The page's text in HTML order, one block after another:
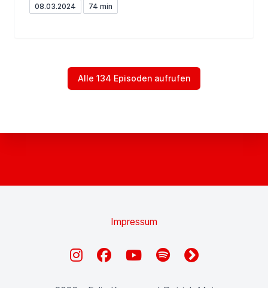
08.03.2024
74 min
Alle 134 Episoden aufrufen
Impressum
InstagramFacebookYouTubeSpotifyfyyd